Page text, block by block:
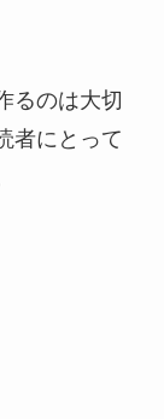
るのは大切
者にとって